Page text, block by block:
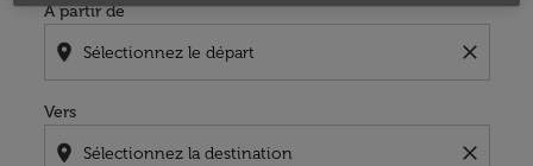
À partir de
location_on close
Vers
location_on close